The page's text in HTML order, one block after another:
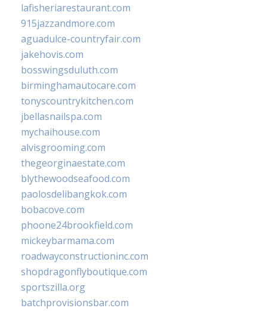
lafisheriarestaurant.com
915jazzandmore.com
aguadulce-countryfair.com
jakehovis.com
bosswingsduluth.com
birminghamautocare.com
tonyscountrykitchen.com
jbellasnailspa.com
mychaihouse.com
alvisgrooming.com
thegeorginaestate.com
blythewoodseafood.com
paolosdelibangkok.com
bobacove.com
phoone24brookfield.com
mickeybarmama.com
roadwayconstructioninc.com
shopdragonflyboutique.com
sportszilla.org
batchprovisionsbar.com